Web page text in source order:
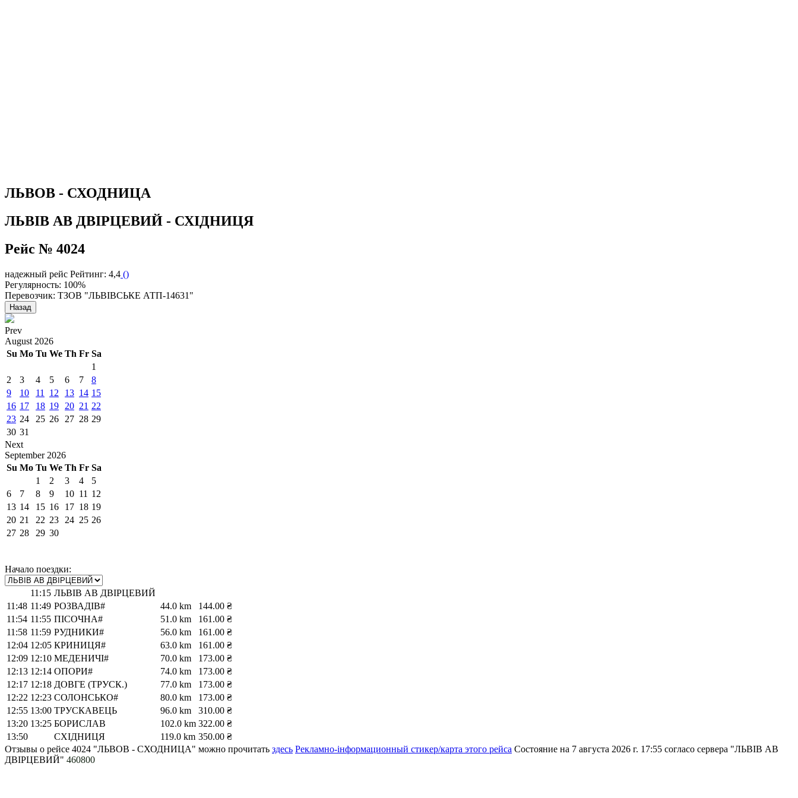
ЛЬВОВ - СХОДНИЦА
ЛЬВІВ АВ ДВІРЦЕВИЙ - СХІДНИЦЯ
Рейс № 4024
надежный рейс Рейтинг: 4,4 ()
Регулярность: 100%
Перевозчик: ТЗОВ "ЛЬВІВСЬКЕ АТП-14631"
Назад
Prev
August 2026
Su Mo Tu We Th Fr Sa
1
2
3 4 5 6 7
8
9
10 11 12 13 14 15
16 17 18 19 20 21 22
23 24 25 26 27 28 29
30 31
Next
September 2026
Su Mo Tu We Th Fr Sa
1
2 3 4
5
6
7 8 9 10 11 12
13 14 15 16 17 18 19
20 21 22 23 24 25 26
27 28 29 30
Начало поездки:
11:15 ЛЬВІВ АВ ДВІРЦЕВИЙ
11:48 11:49 РОЗВАДІВ# 44.0 km
144.00 ₴
11:54 11:55 ПІСОЧНА# 51.0 km
161.00 ₴
11:58 11:59 РУДНИКИ# 56.0 km
161.00 ₴
12:04 12:05 КРИНИЦЯ# 63.0 km
161.00 ₴
12:09 12:10 МЕДЕНИЧІ# 70.0 km
173.00 ₴
12:13 12:14 ОПОРИ# 74.0 km
173.00 ₴
12:17 12:18 ДОВГЕ (ТРУСК.) 77.0 km
173.00 ₴
12:22 12:23 СОЛОНСЬКО# 80.0 km
173.00 ₴
12:55 13:00 ТРУСКАВЕЦЬ 96.0 km
310.00 ₴
13:20 13:25 БОРИСЛАВ 102.0 km 322.00 ₴
13:50
СХІДНИЦЯ 119.0 km 350.00 ₴
Отзывы о рейсе 4024 "ЛЬВОВ - СХОДНИЦА" можно прочитать здесь Рекламно-інформационный стикер/карта этого рейса Состояние на 7 августа 2026 г. 17:55 согласо сервера "ЛЬВІВ АВ
ДВІРЦЕВИЙ" 460800